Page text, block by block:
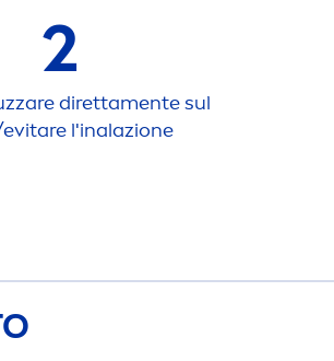
2
direttamente sul
l'inalazione